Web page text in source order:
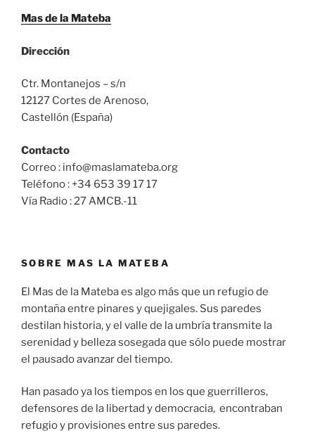
Mas de la Mateba
Dirección
Ctr. Montanejos – s/n
12127 Cortes de Arenoso,
Castellón (España)
Contacto
Correo : info@maslamateba.org
Teléfono : +34 653 39 17 17
Vía Radio : 27 AMCB.-11
SOBRE MAS LA MATEBA
El Mas de la Mateba es algo más que un refugio de
montaña entre pinares y quejigales. Sus paredes
destilan historia, y el valle de la umbría transmite la
serenidad y belleza sosegada que sólo puede mostrar
el pausado avanzar del tiempo.
Han pasado ya los tiempos en los que guerrilleros,
defensores de la libertad y democracia, encontraban
refugio y provisiones entre sus paredes.